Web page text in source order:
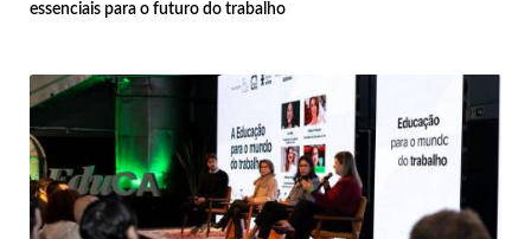
essenciais para o futuro do trabalho